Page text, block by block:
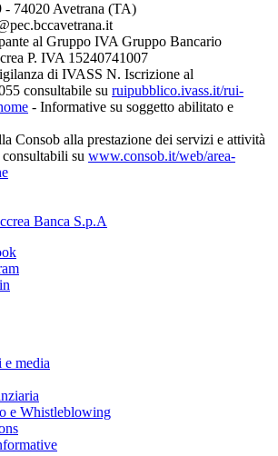
- 74020 Avetrana (TA)
al Gruppo IVA Gruppo Bancario
P. IVA 15240741007
di IVASS N. Iscrizione al
consultabile su ruipubblico.ivass.it/rui-
- Informative su soggetto abilitato e
Consob alla prestazione dei servizi e attività
su www.consob.it/web/area-
Banca S.p.A
media
e Whistleblowing